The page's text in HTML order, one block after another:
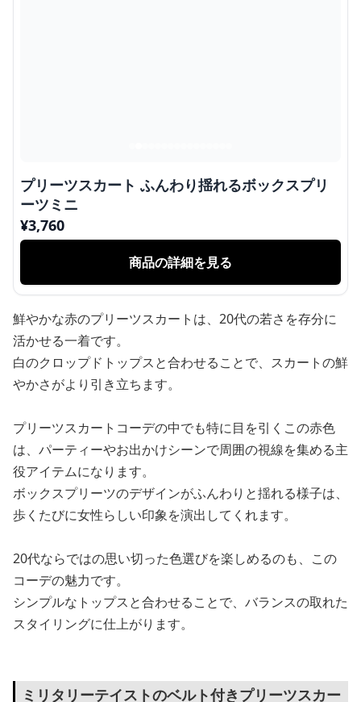
プリーツスカート ふんわり揺れるボックスプリ
ーツミニ
¥3,760
商品の詳細を見る
鮮やかな赤のプリーツスカートは、20代の若さを存分に
活かせる一着です。
白のクロップドトップスと合わせることで、スカートの鮮
やかさがより引き立ちます。
プリーツスカートコーデの中でも特に目を引くこの赤色
は、パーティーやお出かけシーンで周囲の視線を集める主
役アイテムになります。
ボックスプリーツのデザインがふんわりと揺れる様子は、
歩くたびに女性らしい印象を演出してくれます。
20代ならではの思い切った色選びを楽しめるのも、この
コーデの魅力です。
シンプルなトップスと合わせることで、バランスの取れた
スタイリングに仕上がります。
ミリタリーテイストのベルト付きプリーツスカー